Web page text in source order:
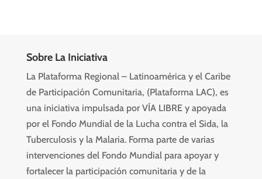
Sobre La Iniciativa
La Plataforma Regional – Latinoamérica y el Caribe
de Participación Comunitaria, (Plataforma LAC), es
una iniciativa impulsada por VÍA LIBRE y apoyada
por el Fondo Mundial de la Lucha contra el Sida, la
Tuberculosis y la Malaria. Forma parte de varias
intervenciones del Fondo Mundial para apoyar y
fortalecer la participación comunitaria y de la